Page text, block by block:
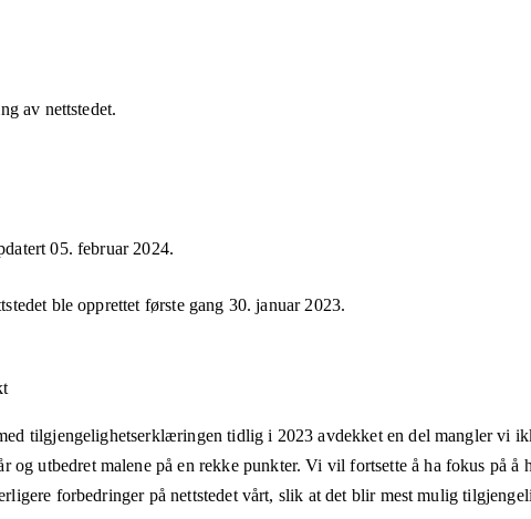
av nettstedet.
05. februar 2024.
ble opprettet første gang 30. januar 2023.
tilgjengelighetserklæringen tidlig i 2023 avdekket en del mangler vi
og utbedret malene på en rekke punkter. Vi vil fortsette å ha fokus på å
forbedringer på nettstedet vårt, slik at det blir mest mulig